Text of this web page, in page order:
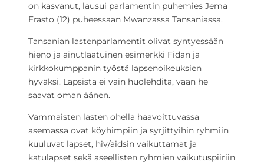
on kasvanut, lausui parlamentin puhemies Jema
Erasto (12) puheessaan Mwanzassa Tansaniassa.
Tansanian lastenparlamentit olivat syntyessään
hieno ja ainutlaatuinen esimerkki Fidan ja
kirkkokumppanin työstä lapsenoikeuksien
hyväksi. Lapsista ei vain huolehdita, vaan he
saavat oman äänen.
Vammaisten lasten ohella haavoittuvassa
asemassa ovat köyhimpiin ja syrjittyihin ryhmiin
kuuluvat lapset, hiv/aidsin vaikuttamat ja
katulapset sekä aseellisten ryhmien vaikutuspiiriin